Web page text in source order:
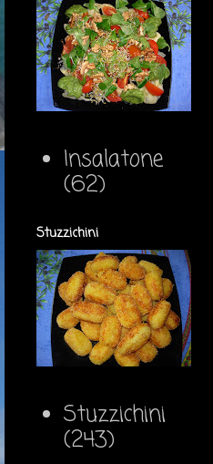
Insalatone
(62)
Stuzzichini
Stuzzichini
(243)